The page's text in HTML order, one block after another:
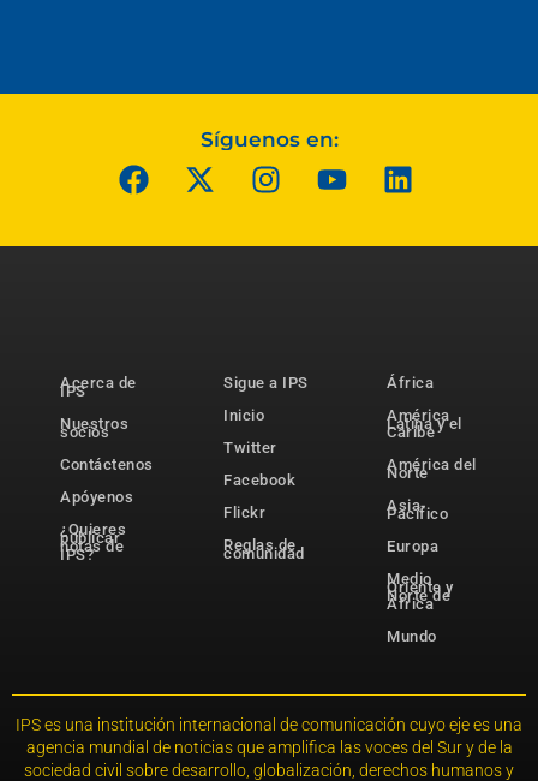
Síguenos en:
Acerca de
IPS
Nuestros
socios
Contáctenos
Apóyenos
¿Quieres
publicar
notas de
IPS?
Sigue a IPS
Inicio
Twitter
Facebook
Flickr
Reglas de
comunidad
África
América
Latina y el
Caribe
América del
Norte
Asia-
Pacífico
Europa
Medio
Oriente y
Norte de
África
Mundo
IPS es una institución internacional de comunicación cuyo eje es una
agencia mundial de noticias que amplifica las voces del Sur y de la
sociedad civil sobre desarrollo, globalización, derechos humanos y